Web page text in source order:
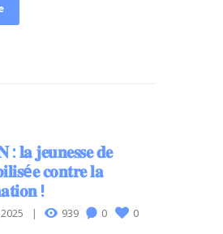
𝐣𝐞𝐮𝐧𝐞𝐬𝐬𝐞 𝐝𝐞
𝐜𝐨𝐧𝐭𝐫𝐞 𝐥𝐚
!
939 0 0